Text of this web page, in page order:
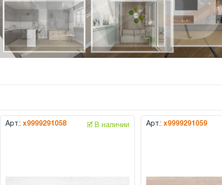
Арт.: х9999291058 🗹 В наличии Арт.: х9999291059